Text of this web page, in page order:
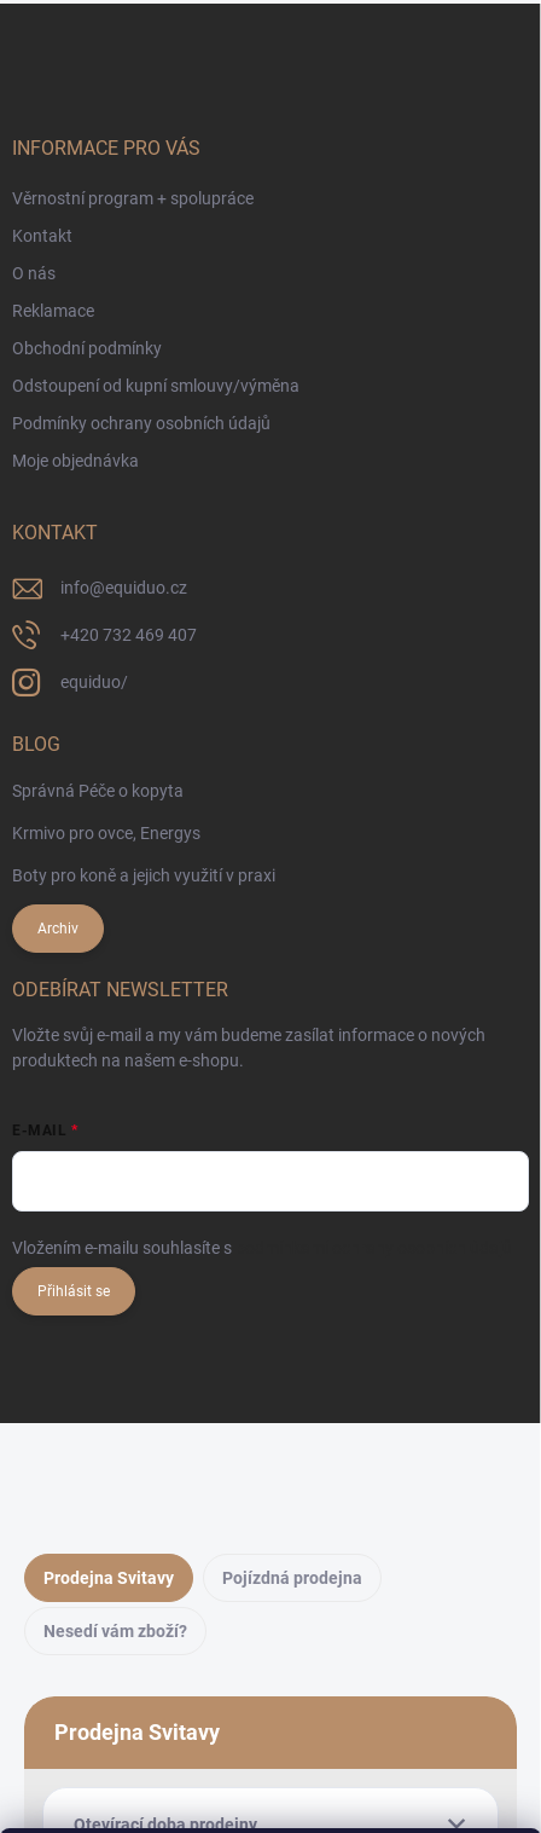
INFORMACE PRO VÁS
Věrnostní program + spolupráce
Kontakt
O nás
Reklamace
Obchodní podmínky
Odstoupení od kupní smlouvy/výměna
Podmínky ochrany osobních údajů
Moje objednávka
KONTAKT
info@equiduo.cz
+420 732 469 407
equiduo/
BLOG
Správná Péče o kopyta
Krmivo pro ovce, Energys
Boty pro koně a jejich využití v praxi
Archiv
ODEBÍRAT NEWSLETTER
Vložte svůj e-mail a my vám budeme zasílat informace o nových
produktech na našem e-shopu.
E-MAIL
Vložením e-mailu souhlasíte s
Přihlásit se
Prodejna Svitavy Pojízdná prodejna
Nesedí vám zboží?
Prodejna Svitavy
Otevírací doba prodejny